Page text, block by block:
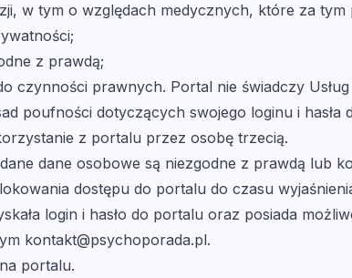
w tym o względach medycznych, które za tym
z prawdą;
czynności prawnych. Portal nie świadczy
poufności dotyczących swojego loginu i hasła
z portalu przez osobę trzecią.
dane osobowe są niezgodne z prawdą lub
dostępu do portalu do czasu
login i hasło do portalu oraz posiada
kontakt@psychoporada.pl.
portalu.